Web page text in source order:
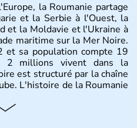
la Roumanie partage
et la Serbie à l'Ouest, la
et la Moldavie et l'Ukraine à
maritime sur la Mer Noire.
et sa population compte 19
2 millions vivent dans la
est structuré par la chaîne
L'histoire de la Roumanie